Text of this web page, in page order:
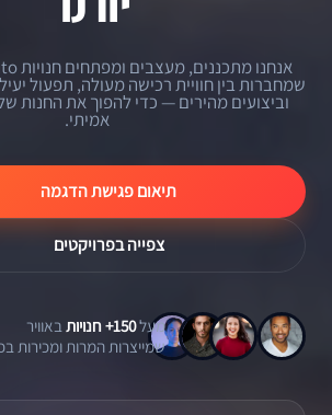
שמחברות בין חוויית רכישה מעולה, תפעול
וביצועים מהירים — כדי להפוך את החנות
אמיתי.
תיאום פגישת הדגמה
צפייה בפרויקטים
מעל150+ חנויות
באוויר
שמייצרות המרות ומכירות